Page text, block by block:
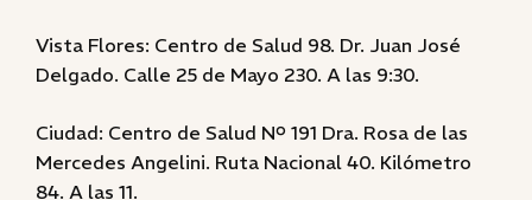
Vista Flores: Centro de Salud 98. Dr. Juan José
Delgado. Calle 25 de Mayo 230. A las 9:30.
Ciudad: Centro de Salud Nº 191 Dra. Rosa de las
Mercedes Angelini. Ruta Nacional 40. Kilómetro
84. A las 11.